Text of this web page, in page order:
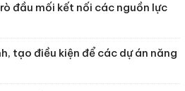
đầu mối kết nối các nguồn lực
tạo điều kiện để các dự án năng